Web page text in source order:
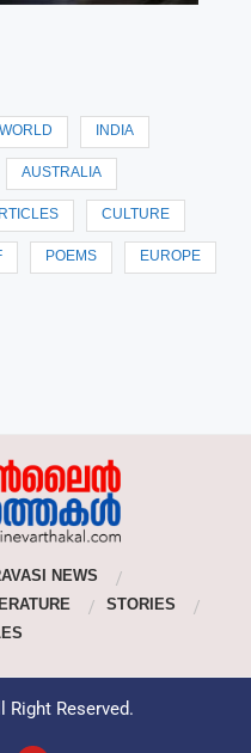
WORLD INDIA
AUSTRALIA
CULTURE
POEMS EUROPE
NEWS
STORIES
Right Reserved.